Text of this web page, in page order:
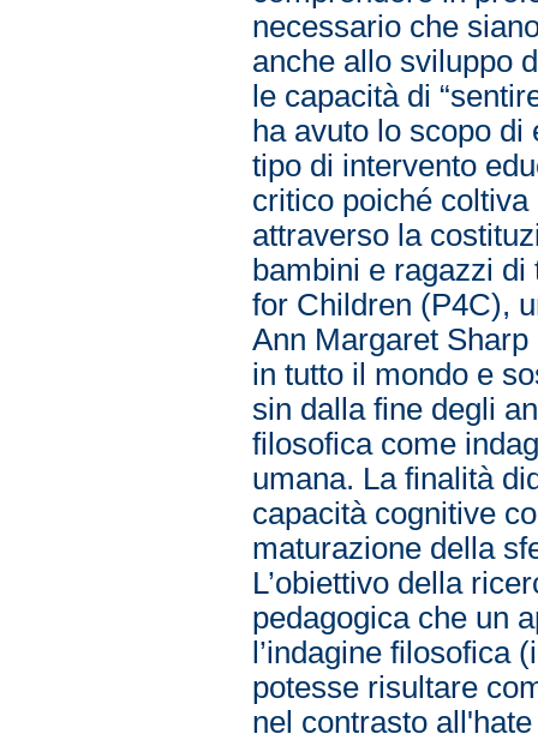
necessario che
anche allo sviluppo
le capacità di
ha avuto lo scopo di
tipo di intervento
critico poiché
attraverso la
bambini e ragazzi
for Children (P4C),
Ann Margaret Sharp
in tutto il mondo e
sin dalla fine degli
filosofica come
umana. La finalità
capacità cognitive
maturazione della
L’obiettivo della
pedagogica che un
l’indagine filosofica
potesse risultare
nel contrasto